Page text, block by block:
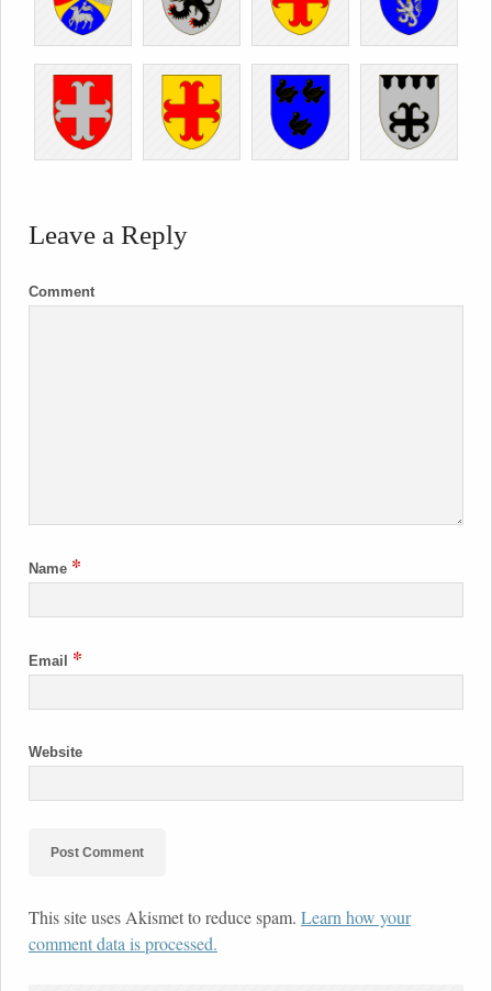
Leave a Reply
Comment
Name *
Email *
Website
This site uses Akismet to reduce spam. Learn how your
comment data is processed.